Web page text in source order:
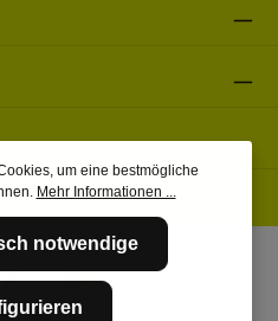
um eine bestmögliche
Mehr Informationen ...
notwendige